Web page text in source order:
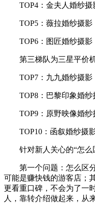
TOP4：金夫人婚纱摄
TOP5：薇拉婚纱摄
TOP6：图匠婚纱摄
第三梯队为三星平价
TOP7：九九婚纱摄
TOP8：巴黎印象婚
TOP9：原野映像婚纱
TOP10：函叙婚纱摄
针对新人关心的“怎
第一个问题：怎么区
可能是赚快钱的游客店；
更看重口碑，不会为了一
人，靠转介绍做起来，从